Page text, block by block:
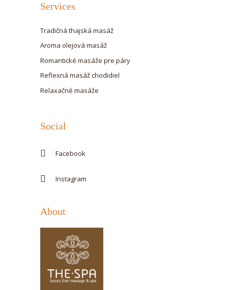
Services
Tradičná thajská masáž
Aroma olejová masáž
Romantické masáže pre páry
Reflexná masáž chodidiel
Relaxačné masáže
Social
Facebook
Instagram
About